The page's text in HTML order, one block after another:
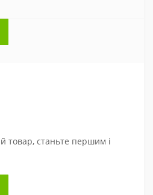
товар, станьте першим і